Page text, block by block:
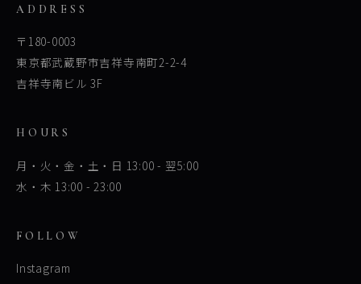
ADDRESS
〒180-0003
東京都武蔵野市吉祥寺南町2-2-4
吉祥寺南ビル 3F
HOURS
月・火・金・土・日 13:00 - 翌5:00
水・木 13:00 - 23:00
FOLLOW
Instagram